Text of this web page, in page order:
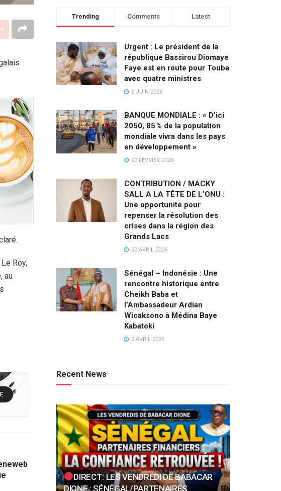
Roy,
au
Trending Comments Latest
Urgent : Le président de la
république Bassirou Diomaye
Faye est en route pour Touba
avec quatre ministres
6 JUIN 2026
BANQUE MONDIALE : « D’ici
2050, 85 % de la population
mondiale vivra dans les pays
en développement »
23 FÉVRIER 2026
CONTRIBUTION / MACKY
SALL A LA TÊTE DE L’ONU :
Une opportunité pour
repenser la résolution des
crises dans la région des
Grands Lacs
22 AVRIL 2026
Sénégal – Indonésie : Une
rencontre historique entre
Cheikh Baba et
l’Ambassadeur Ardian
Wicaksono à Médina Baye
Kabatoki
2 AVRIL 2026
Recent News
DIRECT: LES VENDREDI DE BABACAR
DIONE : SÉNÉGAL/PARTENAIRES